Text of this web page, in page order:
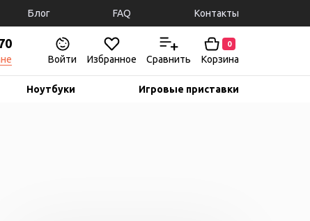
Блог FAQ Контакты
Войти Избранное Сравнить
0
Корзина
Ноутбуки Игровые приставки